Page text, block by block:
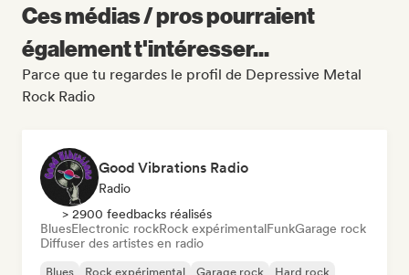
Ces médias / pros pourraient
également t'intéresser...
Parce que tu regardes le profil de Depressive Metal
Rock Radio
Good Vibrations Radio
Radio
> 2900 feedbacks réalisés
BluesElectronic rockRock expérimentalFunkGarage rock
Diffuser des artistes en radio
Blues Rock expérimental Garage rock
Hard rock